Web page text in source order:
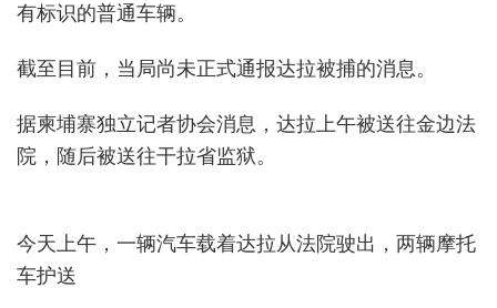
有标识的普通车辆。
截至目前，当局尚未正式通报达拉被捕的消息。
据柬埔寨独立记者协会消息，达拉上午被送往金边法
院，随后被送往干拉省监狱。
今天上午，一辆汽车载着达拉从法院驶出，两辆摩托
车护送